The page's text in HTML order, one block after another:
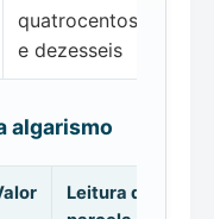
quatrocentos
e dezesseis
algarismo
Leitura da